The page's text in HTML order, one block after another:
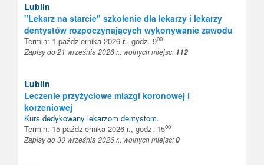
Lublin
"Lekarz na starcie" szkolenie dla lekarzy i lekarzy
dentystów rozpoczynających wykonywanie zawodu
Termin: 1 października 2026 r., godz. 900
Zapisy do 21 września 2026 r., wolnych miejsc: 112
Lublin
Leczenie przyżyciowe miazgi koronowej i
korzeniowej
Kurs dedykowany lekarzom dentystom.
Termin: 15 października 2026 r., godz. 1500
Zapisy do 30 września 2026 r., wolnych miejsc:0